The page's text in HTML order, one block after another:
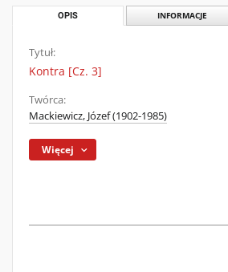
OPIS INFORMACJE
Tytuł:
Kontra [Cz. 3]
Twórca:
Mackiewicz, Józef (1902-1985)
Więcej